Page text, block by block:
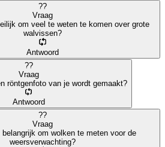
??
Vraag
om veel te weten te komen over grote
walvissen?
Antwoord
??
Vraag
röntgenfoto van je wordt gemaakt?
Antwoord
??
Vraag
om wolken te meten voor de
weersverwachting?